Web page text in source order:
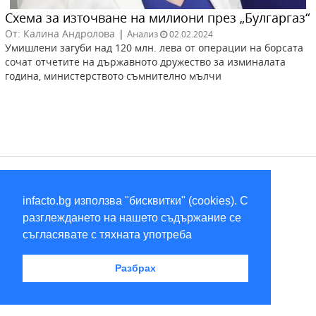
infacto.bg използва "бисквитки" (cookies). С
разглеждането на нашето съдържание се
съгласявате с тяхната употреба
Разбрах
Схема за източване на милиони през „Булгаргаз“
От: Калина Андролова | Анализ 02.02.2024
Умишлени загуби над 120 млн. лева от операции на борсата
сочат отчетите на държавното дружество за изминалата
година, министерството съмнително мълчи
2026 © infacto